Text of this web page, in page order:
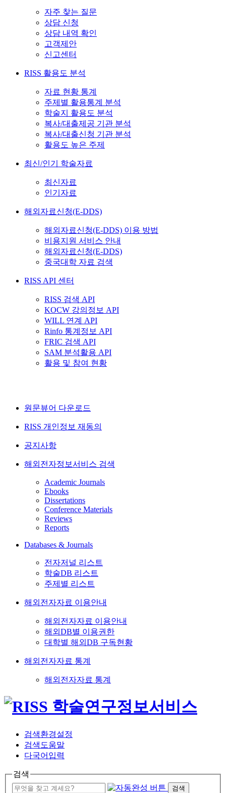
자주 찾는 질문
상담 신청
상담 내역 확인
고객제안
신고센터
RISS 활용도 분석
자료 현황 통계
주제별 활용통계 분석
학술지 활용도 분석
복사/대출제공 기관 분석
복사/대출신청 기관 분석
활용도 높은 주제
최신/인기 학술자료
최신자료
인기자료
해외자료신청(E-DDS)
해외자료신청(E-DDS) 이용 방법
비용지원 서비스 안내
해외자료신청(E-DDS)
중국대학 자료 검색
RISS API 센터
RISS 검색 API
KOCW 강의정보 API
WILL 연계 API
Rinfo 통계정보 API
FRIC 검색 API
SAM 분석활용 API
활용 및 참여 현황
원문뷰어 다운로드
RISS 개인정보 재동의
공지사항
해외전자정보서비스 검색
Academic Journals
Ebooks
Dissertations
Conference Materials
Reviews
Reports
Databases & Journals
전자저널 리스트
학술DB 리스트
주제별 리스트
해외전자자료 이용안내
해외전자자료 이용안내
해외DB별 이용권한
대학별 해외DB 구독현황
해외전자자료 통계
해외전자자료 통계
검색환경설정
검색도움말
다국어입력
검색
검색